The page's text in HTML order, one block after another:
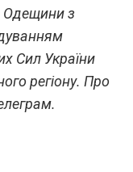
Одещини з
Сил України
регіону. Про